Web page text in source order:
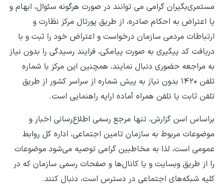
مستمری‌بگیران گرامی می توانند در صورت هرگونه سئوال، ابهام و
یا اعتراض به احکام صادره، از طریق پورتال مرکز نظارت و
ارتباطات مردمی سازمان درخواست و اعتراض خود را ثبت و با
دریافت کد پیگیری به صورت پیامکی، فرایند رسیدگی را بدون نیاز
به مراجعه حضوری دنبال نمایند، همچنین این مرکز با شماره
تلفن ۱۴۲۰ بدون نیاز به پیش شماره از سراسر کشور از طریق
تلفن ثابت یا تلفن همراه آماده ارایه راهنمایی است.
براساس اسن گزارش، تنها مرجع رسمی اطلاع‌رسانی اخبار و
موضوعات مربوط به سازمان تامین اجتماعی، اداره کل روابط
عمومی است، لذا به مخاطبین گرامی توصیه می‌شود موضوعات
را از طریق وبسایت و یا کانال‌ها و صفحات رسمی سازمان که در
کلیه شبکه‌های اجتماعی در دسترس است، دنبال کنند.